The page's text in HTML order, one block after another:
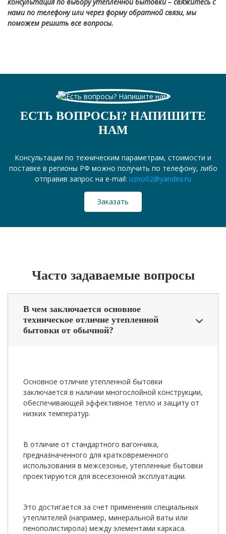
консультация по выбору утепленной бытовки – свяжитесь с
нами по телефону или через форму обратной связи, мы
поможем решить все вопросы.
ЕСТЬ ВОПРОСЫ? НАПИШИТЕ
НАМ
Консультации по техническим параметрам, стоимости и
поставке в регионы РФ можно получить по телефону, либо
отправив запрос на e-mail: uzno02@yandex.ru
Заказать
Часто задаваемые вопросы
В чем заключается основное
техническое отличие утепленной
бытовки от обычной?
Основное отличие утепленной бытовки
заключается в наличии многослойной конструкции,
обеспечивающей эффективное тепло и защиту от
низких температур.
В отличие от стандартного вагончика,
предназначенного для кратковременного
использования в межсезонье, утепленные бытовки
проектируются для всесезонной эксплуатации.
Это достигается за счет применения специальных
утеплителей (например, минеральной ваты или
пенополистирола) между элементами каркаса.